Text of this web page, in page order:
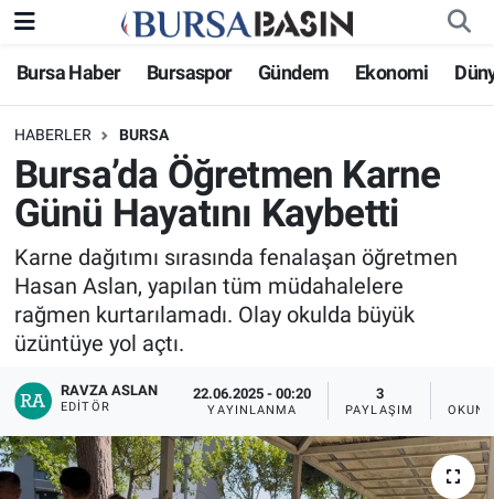
Bursa Haber Bursaspor Gündem Ekonomi
HABERLER BURSA
Bursa’da Öğretmen Karne
Günü Hayatını Kaybetti
Karne dağıtımı sırasında fenalaşan öğretmen
Hasan Aslan, yapılan tüm müdahalelere
rağmen kurtarılamadı. Olay okulda büyük
üzüntüye yol açtı.
RAVZA ASLAN
EDITÖR
22.06.2025 - 00:20
YAYINLANMA
3
PAYLAŞIM
Bursa Haber
Genel
Politika
Bilim, Teknoloji
KÜLTÜR-SANAT
Gündem
Bursa Nöbetçi Eczaneler
Bursa Hava Durumu
Bursa Namaz Vakitleri
Bursa Trafik Yoğunluk Haritası
Süper Lig Puan Durumu ve Fikstür
Haber Arşivi